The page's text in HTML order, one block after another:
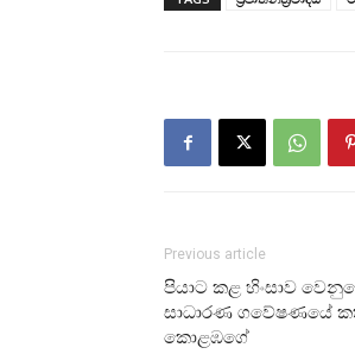
Previous article
පියාට කළ හිංසාව
සාධාරණ ගවේෂණ‌යේ
කොළඹගේ